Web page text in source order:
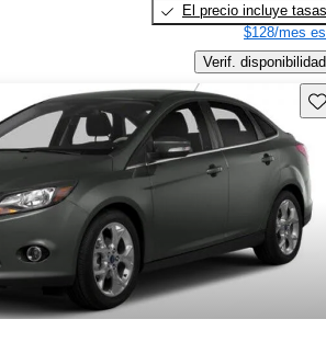
El precio incluye tasas
$128/mes
Verif. disponibilidad